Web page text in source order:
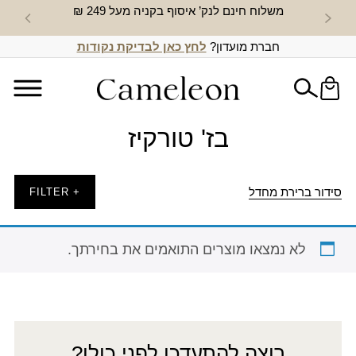
משלוח חינם לנק’ איסוף בקניה מעל 249 ₪ חדש
חברת מועדון? לחץ כאן לבדיקת נקודות
בז' טורקיז
סידור ברירת מחדל + FILTER
לא נמצאו מוצרים התואמים את בחירתך.